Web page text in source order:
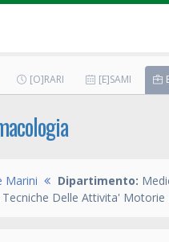
[O]RARI [E]SAMI
Marini Dipartimento:
Tecniche Delle Attivita'